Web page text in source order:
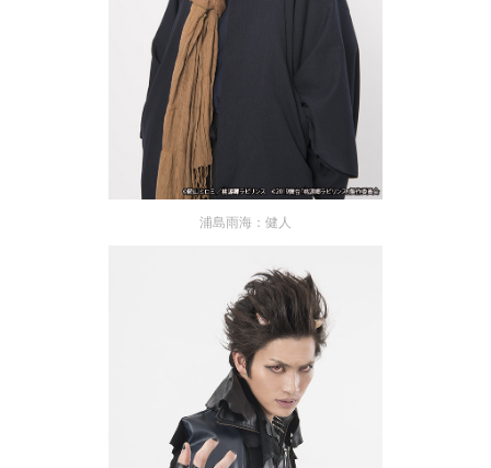
浦島雨海：健人